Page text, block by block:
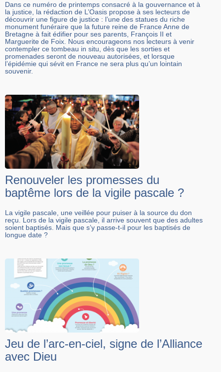
Dans ce numéro de printemps consacré à la gouvernance et à
la justice, la rédaction de L’Oasis propose à ses lecteurs de
découvrir une figure de justice : l’une des statues du riche
monument funéraire que la future reine de France Anne de
Bretagne à fait édifier pour ses parents, François II et
Marguerite de Foix. Nous encourageons nos lecteurs à venir
contempler ce tombeau in situ, dès que les sorties et
promenades seront de nouveau autorisées, et lorsque
l’épidémie qui sévit en France ne sera plus qu’un lointain
souvenir.
Renouveler les promesses du
baptême lors de la vigile pascale ?
La vigile pascale, une veillée pour puiser à la source du don
reçu. Lors de la vigile pascale, il arrive souvent que des adultes
soient baptisés. Mais que s’y passe-t-il pour les baptisés de
longue date ?
Jeu de l’arc-en-ciel, signe de l’Alliance
avec Dieu